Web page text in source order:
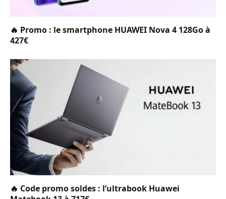
🔥 Promo : le smartphone HUAWEI Nova 4 128Go à
427€
🔥 Code promo soldes : l’ultrabook Huawei